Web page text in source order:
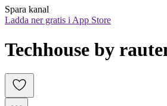
Spara kanal
Ladda ner gratis i App Store
Techhouse by